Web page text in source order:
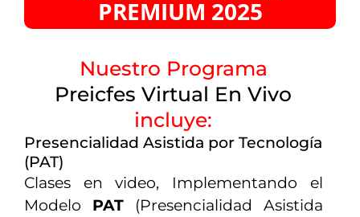
PREMIUM 2025
Nuestro Programa
Preicfes Virtual En Vivo
incluye:
Presencialidad Asistida por Tecnología
(PAT)
Clases en video, Implementando el
Modelo PAT(Presencialidad Asistida